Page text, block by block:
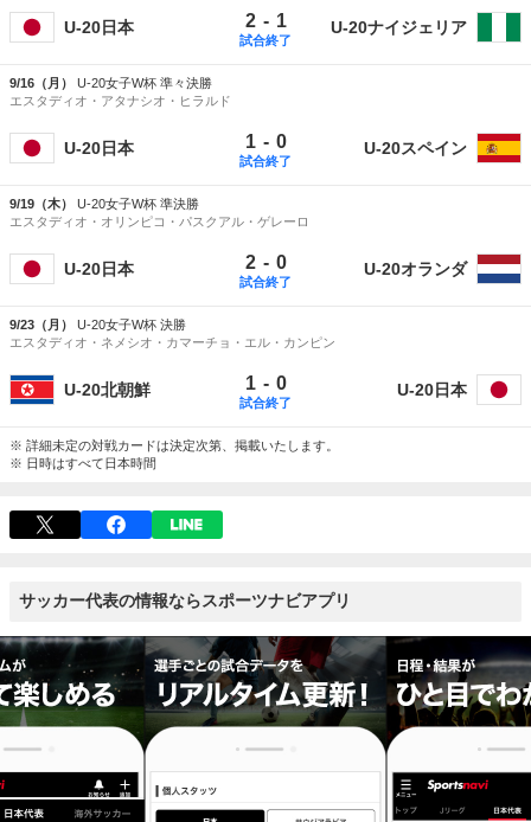
U-20日本 2 - 1
試合終了
U-20ナイジェリア
9/16（月）
U-20女子W杯 準々決勝
エスタディオ・アタナシオ・ヒラルド
U-20日本 1 - 0
試合終了
U-20スペイン
9/19（木）
U-20女子W杯 準決勝
エスタディオ・オリンピコ・パスクアル・ゲレーロ
U-20日本 2 - 0
試合終了
U-20オランダ
9/23（月）
U-20女子W杯 決勝
エスタディオ・ネメシオ・カマーチョ・エル・カンピン
U-20北朝鮮 1 - 0
試合終了
U-20日本
※ 詳細未定の対戦カードは決定次第、掲載いたします。
※ 日時はすべて日本時間
サッカー代表の情報ならスポーツナビアプリ